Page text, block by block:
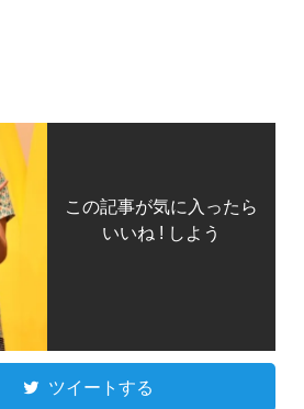
この記事が気に入ったら
いいね ! しよう
ツイートする